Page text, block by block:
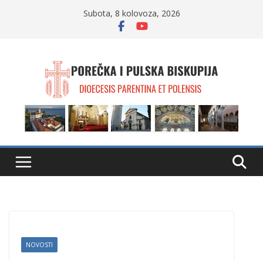
Subota, 8 kolovoza, 2026
NOVOSTI